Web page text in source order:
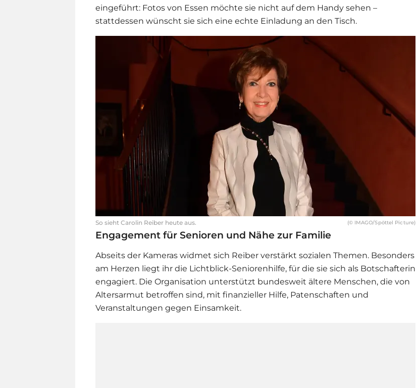
eingeführt: Fotos von Essen möchte sie nicht auf dem Handy sehen –
stattdessen wünscht sie sich eine echte Einladung an den Tisch.
So sieht Carolin Reiber heute aus. (© IMAGO/Spöttel Picture)
Engagement für Senioren und Nähe zur Familie
Abseits der Kameras widmet sich Reiber verstärkt sozialen Themen. Besonders
am Herzen liegt ihr die Lichtblick-Seniorenhilfe, für die sie sich als Botschafterin
engagiert. Die Organisation unterstützt bundesweit ältere Menschen, die von
Altersarmut betroffen sind, mit finanzieller Hilfe, Patenschaften und
Veranstaltungen gegen Einsamkeit.